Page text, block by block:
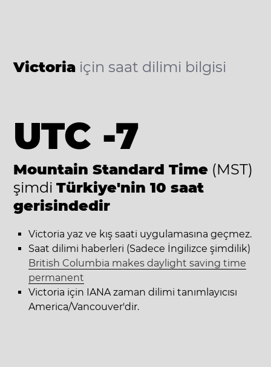
Victoria için saat dilimi bilgisi
UTC -7
Mountain Standard Time (MST)
şimdi Türkiye'nin 10 saat
gerisindedir
Victoria yaz ve kış saati uygulamasına geçmez.
Saat dilimi haberleri (Sadece İngilizce şimdilik)
British Columbia makes daylight saving time
permanent
Victoria için IANA zaman dilimi tanımlayıcısı
America/Vancouver'dir.